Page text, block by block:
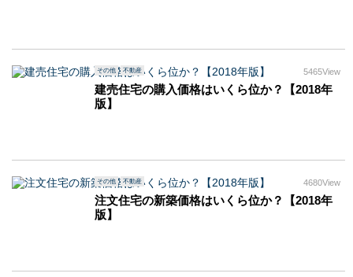
その他 不動産 5465View
建売住宅の購入価格はいくら位か？【2018年
版】
その他 不動産 4680View
注文住宅の新築価格はいくら位か？【2018年
版】